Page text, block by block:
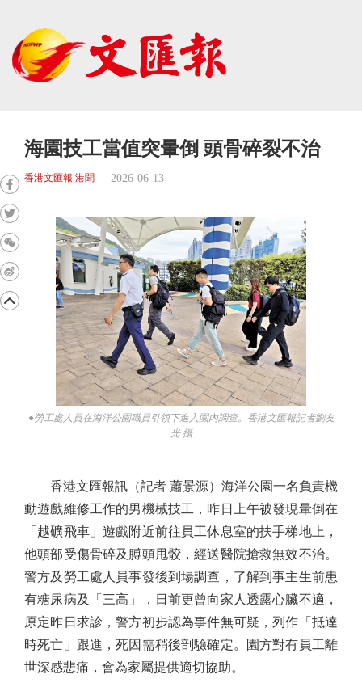
海園技工當值突暈倒 頭骨碎裂不治
香港文匯報 港聞 2026-06-13
●勞工處人員在海洋公園職員引領下進入園內調查。香港文匯報記者劉友
光 攝
香港文匯報訊（記者 蕭景源）海洋公園一名負責機
動遊戲維修工作的男機械技工，昨日上午被發現暈倒在
「越礦飛車」遊戲附近前往員工休息室的扶手梯地上，
他頭部受傷骨碎及膊頭甩骹，經送醫院搶救無效不治。
警方及勞工處人員事發後到場調查，了解到事主生前患
有糖尿病及「三高」，日前更曾向家人透露心臟不適，
原定昨日求診，警方初步認為事件無可疑，列作「抵達
時死亡」跟進，死因需稍後剖驗確定。園方對有員工離
世深感悲痛，會為家屬提供適切協助。